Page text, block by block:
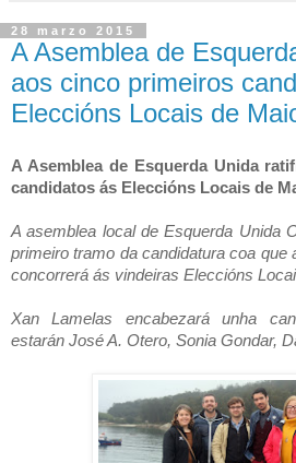
28 marzo 2015
A Asemblea de
aos cinco primeiros
Eleccións Locais de
A Asemblea de Esquerda Unida
candidatos ás Eleccións Locais de
A asemblea local de Esquerda Unida
primeiro tramo da candidatura coa que
concorrerá ás vindeiras Eleccións
Xan Lamelas encabezará unha
estarán José A. Otero, Sonia Gondar,